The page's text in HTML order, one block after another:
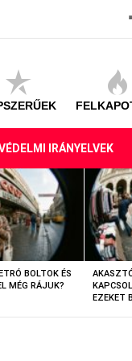
IRÁNYELVEK
BOLTOK ÉS
MÉG RÁJUK?
EZEKET